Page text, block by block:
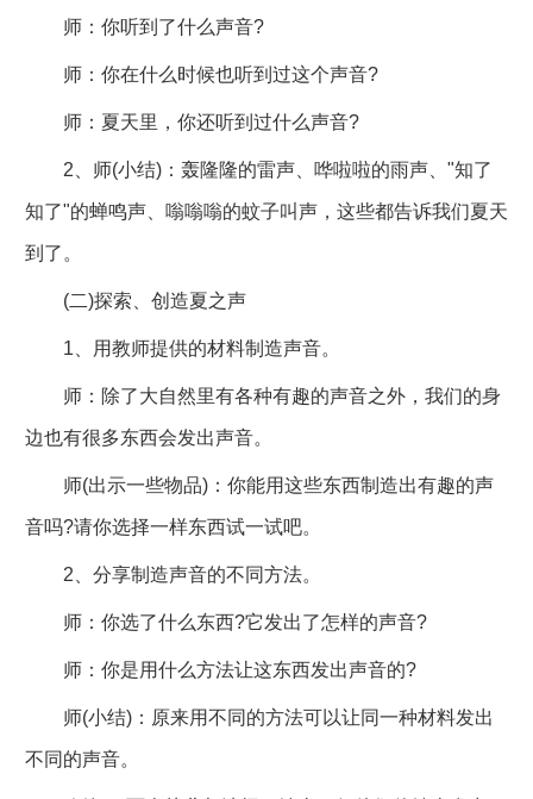
师：你听到了什么声音?
师：你在什么时候也听到过这个声音?
师：夏天里，你还听到过什么声音?
2、师(小结)：轰隆隆的雷声、哗啦啦的雨声、"知了
知了"的蝉鸣声、嗡嗡嗡的蚊子叫声，这些都告诉我们夏天
到了。
(二)探索、创造夏之声
1、用教师提供的材料制造声音。
师：除了大自然里有各种有趣的声音之外，我们的身
边也有很多东西会发出声音。
师(出示一些物品)：你能用这些东西制造出有趣的声
音吗?请你选择一样东西试一试吧。
2、分享制造声音的不同方法。
师：你选了什么东西?它发出了怎样的声音?
师：你是用什么方法让这东西发出声音的?
师(小结)：原来用不同的方法可以让同一种材料发出
不同的声音。